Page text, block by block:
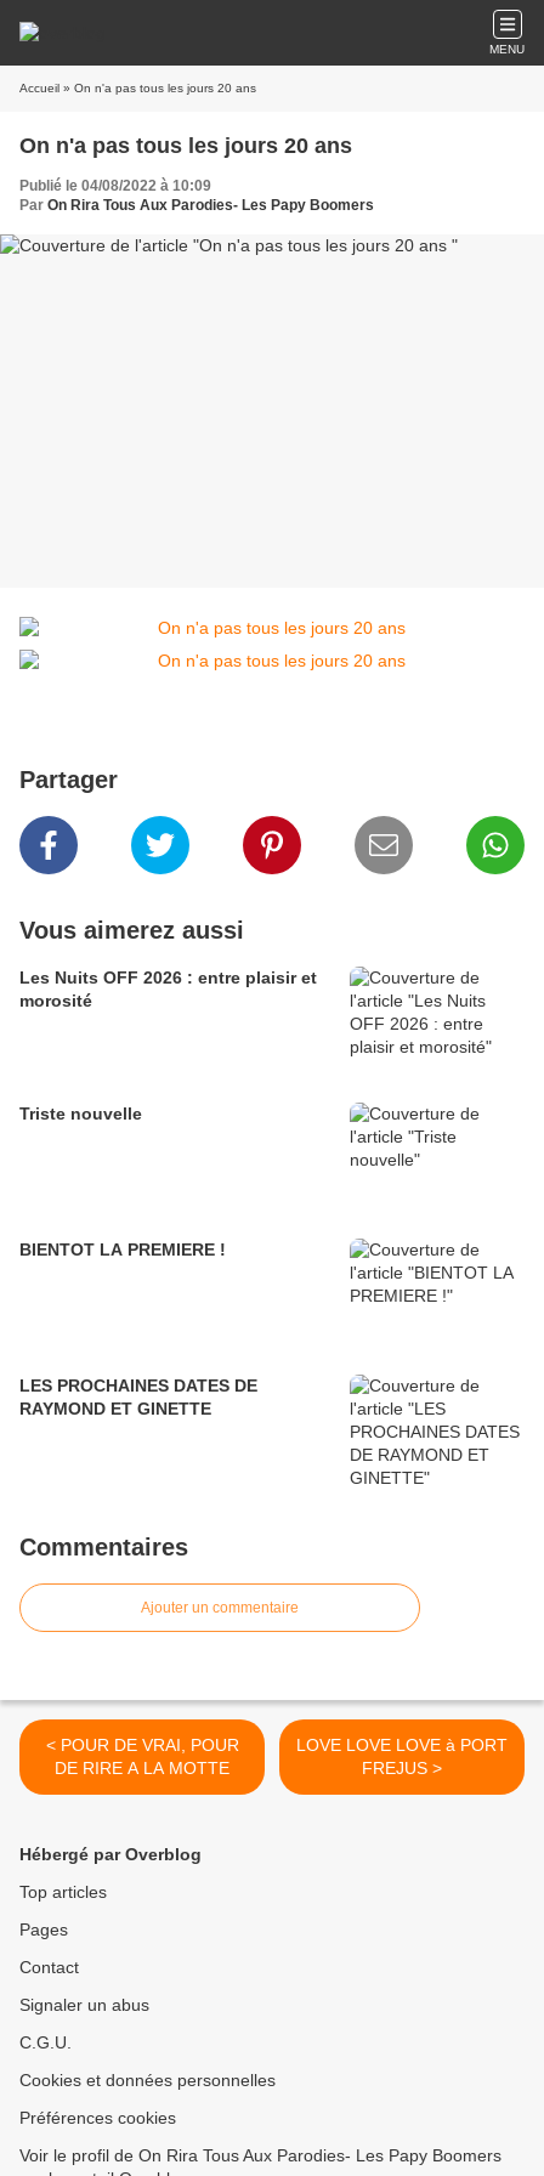
MENU
Accueil » On n'a pas tous les jours 20 ans
On n'a pas tous les jours 20 ans
Publié le 04/08/2022 à 10:09
Par On Rira Tous Aux Parodies- Les Papy Boomers
Partager
Vous aimerez aussi
Les Nuits OFF 2026 : entre plaisir et
morosité
Triste nouvelle
BIENTOT LA PREMIERE !
LES PROCHAINES DATES DE
RAYMOND ET GINETTE
Commentaires
Ajouter un commentaire
< POUR DE VRAI, POUR
DE RIRE A LA MOTTE
LOVE LOVE LOVE à PORT
FREJUS >
Hébergé par Overblog
Top articles
Pages
Contact
Signaler un abus
C.G.U.
Cookies et données personnelles
Préférences cookies
Voir le profil de On Rira Tous Aux Parodies- Les Papy Boomers